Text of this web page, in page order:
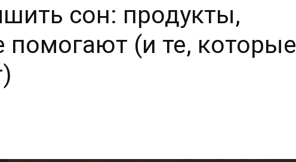
сон: продукты,
помогают (и те, которые